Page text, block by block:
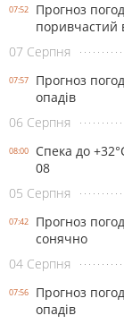
07:52
Прогноз
поривчастий
07 Серпня
07:57
Прогноз
опадів
06 Серпня
08:00
Спека до
08
05 Серпня
07:42
Прогноз
сонячно
04 Серпня
07:56
Прогноз
опадів